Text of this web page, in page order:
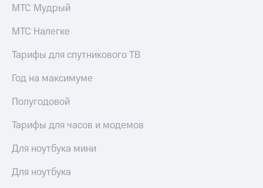
МТС Мудрый
МТС Налегке
Тарифы для спутникового ТВ
Год на максимуме
Полугодовой
Тарифы для часов и модемов
Для ноутбука мини
Для ноутбука